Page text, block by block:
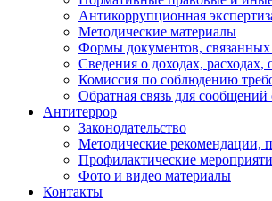
Антикоррупционная
Методические материалы
Формы документов, связанных
Сведения о доходах, расходах,
Комиссия по соблюдению
Обратная связь для
Антитеррор
Законодательство
Методические рекомендации,
Профилактические
Фото и видео материалы
Контакты